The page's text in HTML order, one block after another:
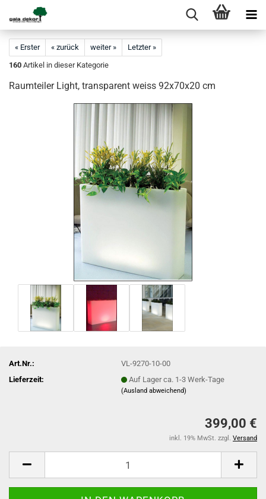
« Erster « zurück weiter »
Letzter »
160 Artikel in dieser Kategorie
Raumteiler Light, transparent weiss 92x70x20 cm
Art.Nr.:
VL-9270-10-00
Lieferzeit:
Auf Lager ca. 1-3 Werk-Tage
(Ausland abweichend)
399,00 €
inkl. 19% MwSt. zzgl. Versand